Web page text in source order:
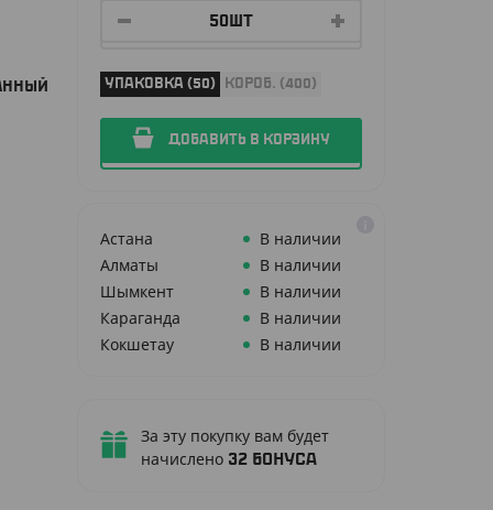
УПАКОВКА (50) КОРОБ. (400)
ДОБАВИТЬ В КОРЗИНУ
Астана
В наличии
Алматы
В наличии
Шымкент
В наличии
Караганда
В наличии
Кокшетау
В наличии
За эту покупку вам будет
начислено 32 бонуса